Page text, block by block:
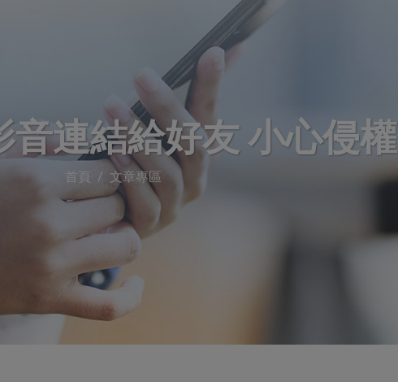
音連結給好友 小心侵權
首頁 文章專區